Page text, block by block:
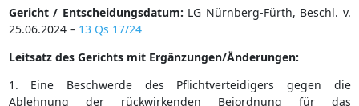
Gericht / Entscheidungsdatum: LG Nürnberg-Fürth, Beschl. v.
25.06.2024 – 13 Qs 17/24
Leitsatz des Gerichts mit Ergänzungen/Änderungen:
1. Eine Beschwerde des Pflichtverteidigers gegen die
Ablehnung der rückwirkenden Beiordnung für das